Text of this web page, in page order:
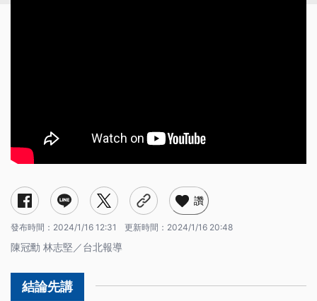
讚
發布時間： 2024/1/16 12:31 更新時間： 2024/1/16 20:48
陳冠勳 林志堅／台北報導